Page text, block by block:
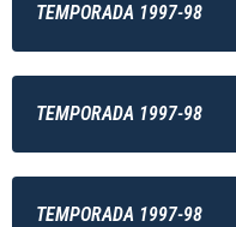
TEMPORADA 1997-98
TEMPORADA 1997-98
TEMPORADA 1997-98